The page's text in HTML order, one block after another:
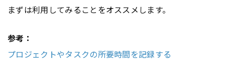
まずは利用してみることをオススメします。
参考：
プロジェクトやタスクの所要時間を記録する